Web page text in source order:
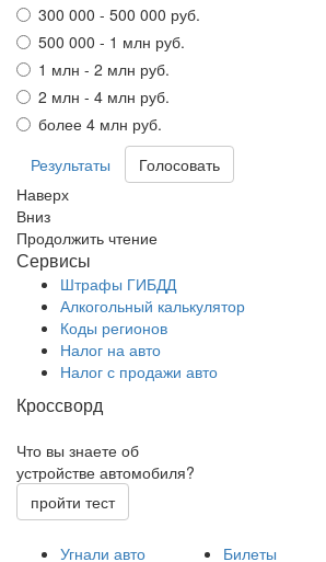
300 000 - 500 000 руб.
500 000 - 1 млн руб.
1 млн - 2 млн руб.
2 млн - 4 млн руб.
более 4 млн руб.
Результаты
Наверх
Вниз
Продолжить чтение
Сервисы
Штрафы ГИБДД
Алкогольный калькулятор
Коды регионов
Налог на авто
Налог с продажи авто
Кроссворд
Что вы знаете об
устройстве автомобиля?
пройти тест
Угнали авто Билеты